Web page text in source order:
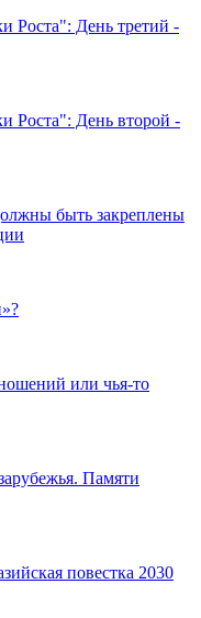
Роста": День третий -
Роста": День второй -
быть закреплены
или чья-то
Памяти
повестка 2030